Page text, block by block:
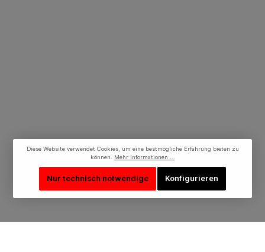
Diese Website verwendet Cookies, um eine bestmögliche Erfahrung bieten zu
können.
Mehr Informationen ...
Nur technisch notwendige Konfigurieren